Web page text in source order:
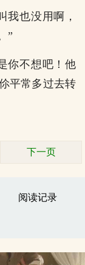
我也没用啊，
”
你不想吧！他
平常多过去转
下一页
阅读记录